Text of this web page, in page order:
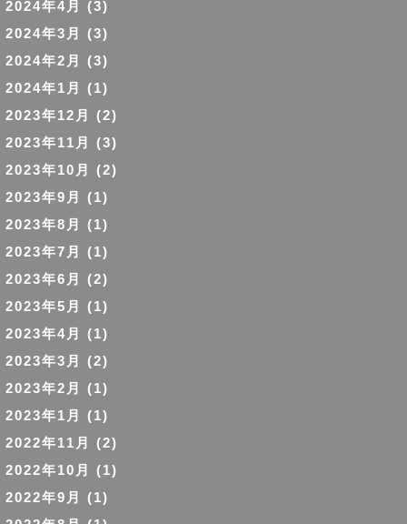
2024年4月
(3)
2024年3月
(3)
2024年2月
(3)
2024年1月
(1)
2023年12月
(2)
2023年11月
(3)
2023年10月
(2)
2023年9月
(1)
2023年8月
(1)
2023年7月
(1)
2023年6月
(2)
2023年5月
(1)
2023年4月
(1)
2023年3月
(2)
2023年2月
(1)
2023年1月
(1)
2022年11月
(2)
2022年10月
(1)
2022年9月
(1)